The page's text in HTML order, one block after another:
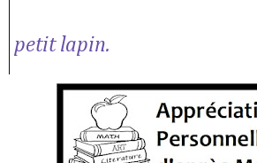
petit lapin.